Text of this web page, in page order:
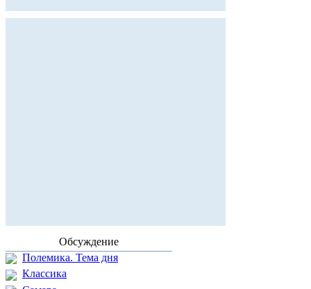
Обсуждение
Полемика. Тема дня
Классика